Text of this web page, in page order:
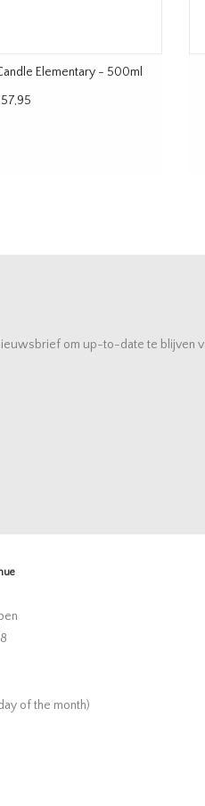
Elementary - 500ml
om up-to-date te blijven
of the month)